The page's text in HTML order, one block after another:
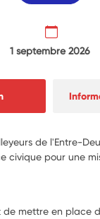
1 septembre 2026
de l'Entre-
civique pour une
de mettre en place